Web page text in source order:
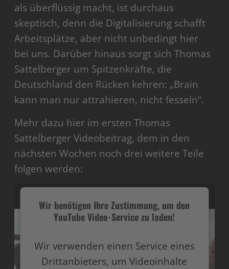
als überflüssig macht, ist durchaus
skeptisch, denn die Digitalisierung schafft
Arbeitsplätze, aber nicht unbedingt hier
bei uns. Darüber hinaus sorgt sich Thomas
Sattelberger um Spitzenkräfte, die
Deutschland den Rücken kehren: „Brain
kann man nur attrahieren, nicht fesseln“.
Mehr dazu hier im ersten Thomas
Sattelberger Videobeitrag, dem in den
nächsten Wochen noch drei weitere Teile
folgen werden:
Wir benötigen Ihre Zustimmung, um den
YouTube Video-Service zu laden!
Wir verwenden einen Service eines
Drittanbieters, um Videoinhalte